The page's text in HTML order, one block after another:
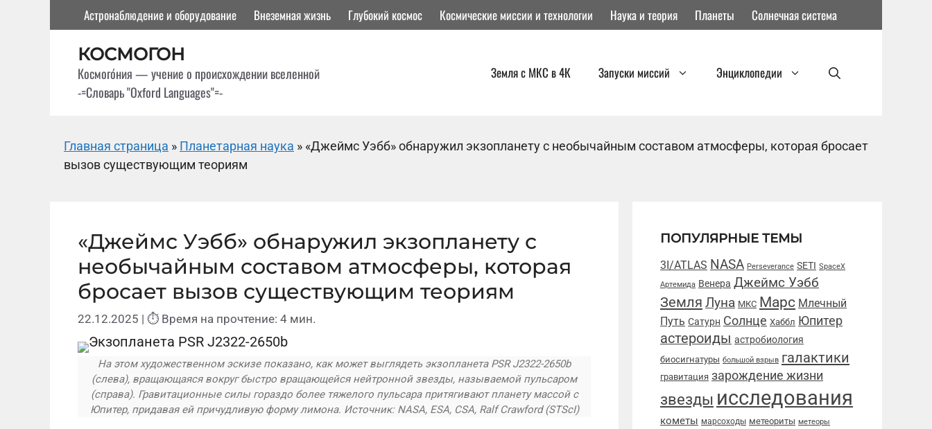
содержимому
Астронаблюдение и оборудование Внеземная жизнь Глубокий космос Космические миссии и технологии Наука и теория Планеты Солнечная система
КОСМОГОН
Космого́ния — учение о происхождении вселенной
-=Словарь "Oxford Languages"=-
Земля с МКС в 4К Запуски миссий Энциклопедии
Главная страница » Планетарная наука » «Джеймс Уэбб» обнаружил экзопланету с необычайным составом атмосферы, которая бросает
вызов существующим теориям
«Джеймс Уэбб» обнаружил экзопланету с
необычайным составом атмосферы, которая
бросает вызов существующим теориям
22.12.2025 | ⏱ Время на прочтение: 4 мин.
На этом художественном эскизе показано, как может выглядеть экзопланета PSR J2322-2650b
(слева), вращающаяся вокруг быстро вращающейся нейтронной звезды, называемой пульсаром
(справа). Гравитационные силы гораздо более тяжелого пульсара притягивают планету массой с
Юпитер, придавая ей причудливую форму лимона. Источник: NASA, ESA, CSA, Ralf Crawford (STScI)
ПОПУЛЯРНЫЕ ТЕМЫ
3I/ATLAS NASA Perseverance SETI SpaceX
Артемида Венера Джеймс Уэбб
Земля Луна МКС Марс Млечный
Путь Сатурн Солнце Хаббл Юпитер
астероиды астробиология
биосигнатуры большой взрыв галактики
гравитация зарождение жизни
звезды исследования
кометы марсоходы метеориты метеоры